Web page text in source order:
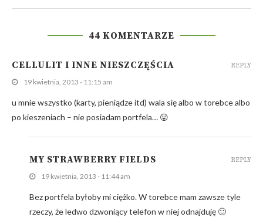
44 KOMENTARZE
CELLULIT I INNE NIESZCZĘŚCIA
19 kwietnia, 2013 - 11:15 am
u mnie wszystko (karty, pieniądze itd) wala się albo w torebce albo
po kieszeniach – nie posiadam portfela… 😛
REPLY
MY STRAWBERRY FIELDS
19 kwietnia, 2013 - 11:44 am
Bez portfela byłoby mi ciężko. W torebce mam zawsze tyle
rzeczy, że ledwo dzwoniący telefon w niej odnajduję 🙂
REPLY